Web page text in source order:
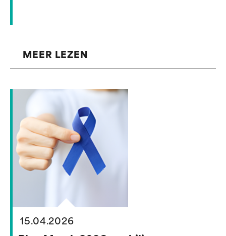
MEER LEZEN
15.04.2026